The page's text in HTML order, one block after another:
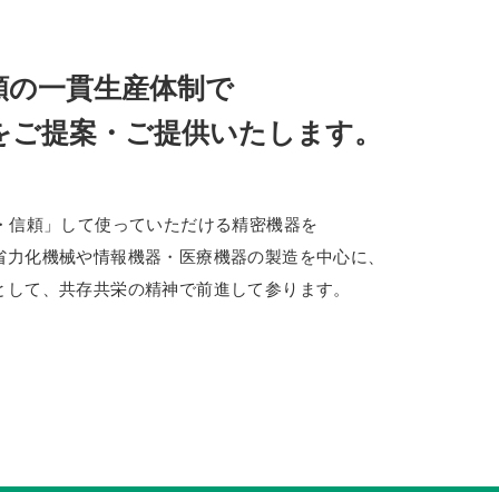
一貫生産体制で
提案・ご提供いたします。
頼」して使っていただける精密機器を
化機械や情報機器・医療機器の製造を中心に、
て、共存共栄の精神で前進して参ります。